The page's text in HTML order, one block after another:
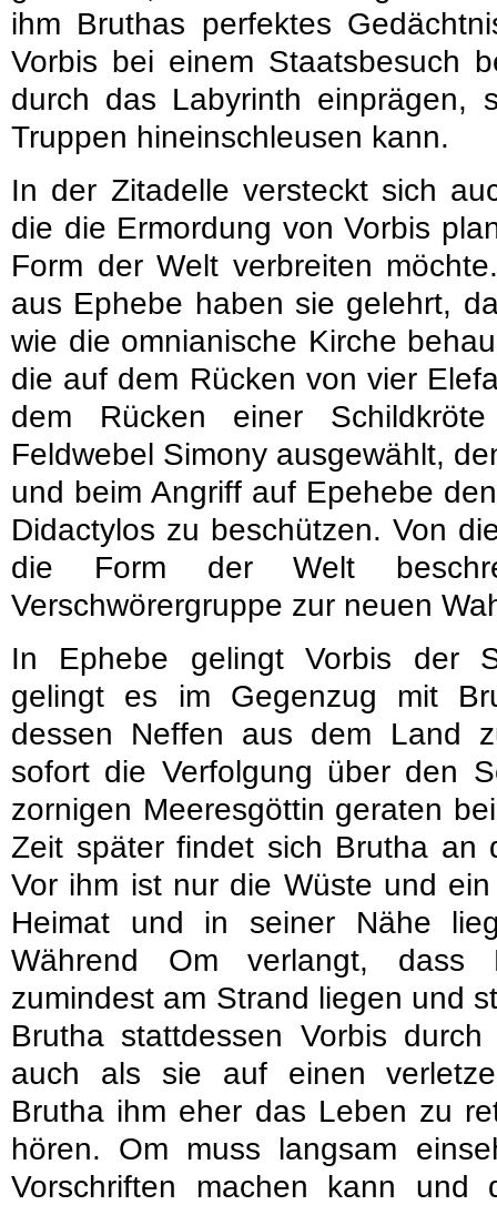
ihm Bruthas perfektes
Vorbis bei einem Staatsbesuch
durch das Labyrinth einprägen,
Truppen hineinschleusen kann.
In der Zitadelle versteckt sich
die die Ermordung von Vorbis
Form der Welt verbreiten
aus Ephebe haben sie gelehrt,
wie die omnianische Kirche
die auf dem Rücken von vier
dem Rücken einer
Feldwebel Simony ausgewählt,
und beim Angriff auf Epehebe
Didactylos zu beschützen. Von
die Form der Welt
Verschwörergruppe zur neuen
In Ephebe gelingt Vorbis der
gelingt es im Gegenzug mit
dessen Neffen aus dem Land
sofort die Verfolgung über den
zornigen Meeresgöttin geraten
Zeit später findet sich Brutha an
Vor ihm ist nur die Wüste und
Heimat und in seiner Nähe
Während Om verlangt, dass
zumindest am Strand liegen und
Brutha stattdessen Vorbis
auch als sie auf einen
Brutha ihm eher das Leben zu
hören. Om muss langsam
Vorschriften machen kann und